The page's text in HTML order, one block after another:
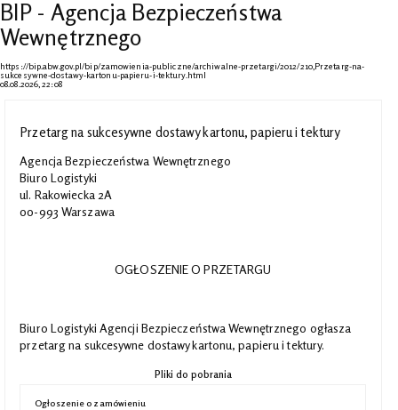
BIP - Agencja Bezpieczeństwa
Wewnętrznego
https://bip.abw.gov.pl/bip/zamowienia-publiczne/archiwalne-przetargi/2012/210,Przetarg-na-
sukcesywne-dostawy-kartonu-papieru-i-tektury.html
08.08.2026, 22:08
Przetarg na sukcesywne dostawy kartonu, papieru i tektury
Agencja Bezpieczeństwa Wewnętrznego
Biuro Logistyki
ul. Rakowiecka 2A
00-993 Warszawa
OGŁOSZENIE O PRZETARGU
Biuro Logistyki Agencji Bezpieczeństwa Wewnętrznego ogłasza
przetarg na sukcesywne dostawy kartonu, papieru i tektury.
Pliki do pobrania
Ogłoszenie o zamówieniu